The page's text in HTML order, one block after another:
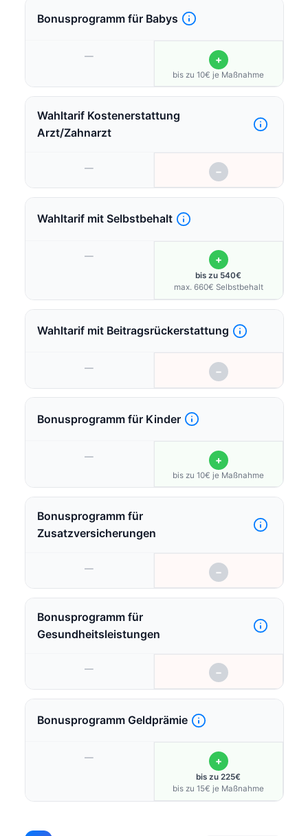
Bonusprogramm für Babys
— +
bis zu 10€ je Maßnahme
Wahltarif Kostenerstattung
Arzt/Zahnarzt
— −
Wahltarif mit Selbstbehalt
— +
bis zu 540€
max. 660€ Selbstbehalt
Wahltarif mit Beitragsrückerstattung
— −
Bonusprogramm für Kinder
— +
bis zu 10€ je Maßnahme
Bonusprogramm für
Zusatzversicherungen
— −
Bonusprogramm für
Gesundheitsleistungen
— −
Bonusprogramm Geldprämie
— +
bis zu 225€
bis zu 15€ je Maßnahme